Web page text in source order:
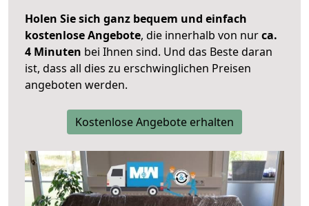
Holen Sie sich ganz bequem und einfach
kostenlose Angebote, die innerhalb von nurca.
4 Minuten bei Ihnen sind. Und das Beste daran
ist, dass all dies zu erschwinglichen Preisen
angeboten werden.
Kostenlose Angebote erhalten